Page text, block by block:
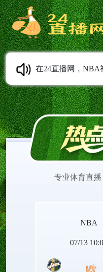
在24直播网，NBA
单。我们提供NBA
直播免费观看、
连胜纪录、NBA
专业体育直
NBA
07/13